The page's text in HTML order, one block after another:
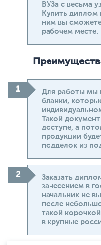
ВУЗа с весьма
Купить диплом
ним вы сможете
рабочем месте.
Для работы мы
бланки,
Такой
доступе, а
продукции
подделок из
Заказать
занесением в
начальник не
после
такой
в крупные